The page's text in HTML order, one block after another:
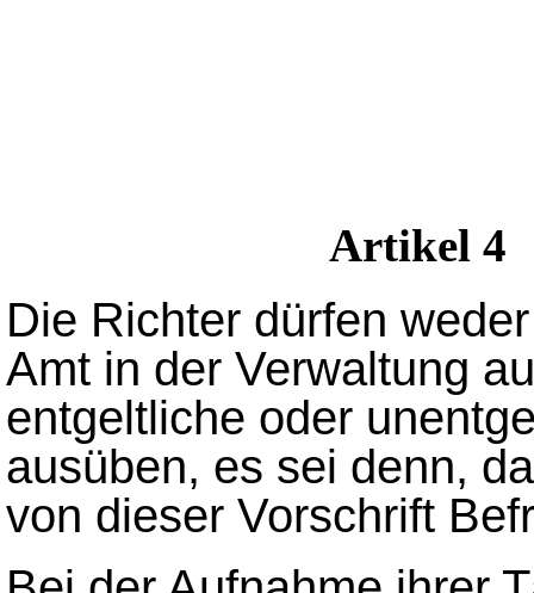
Artikel 4
Die Richter dürfen
Amt in der Verwaltung
entgeltliche oder
ausüben, es sei denn,
von dieser Vorschrift